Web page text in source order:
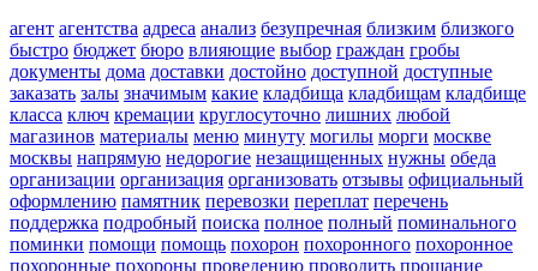
агент агентства адреса анализ безупречная близким близкого
быстро бюджет бюро влияющие выбор граждан гробы
документы дома доставки достойно доступной доступные
заказать залы значимым какие кладбища кладбищам кладбище
класса ключ кремации круглосуточно лишних любой
магазинов материалы меню минуту могилы морги москве
москвы напрямую недорогие незащищенных нужны обеда
организации организация организовать отзывы официальный
оформлению памятник перевозки переплат перечень
поддержка подробный поиска полное полный поминального
поминки помощи помощь похорон похоронного похоронное
похоронные похороны проведению проводить прощание